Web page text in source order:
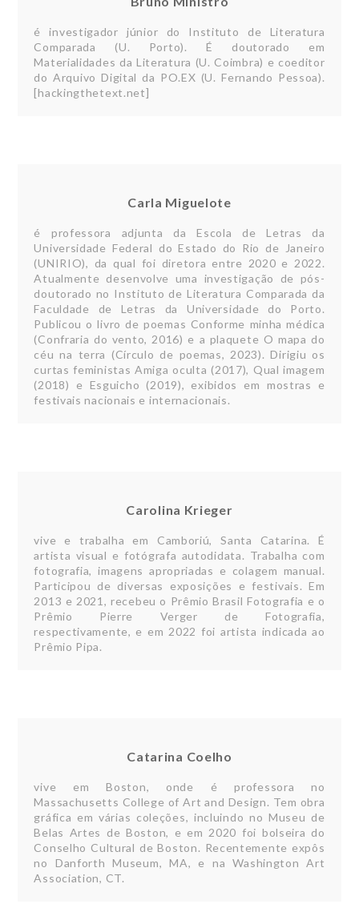
é investigador júnior do Instituto de Literatura
Comparada (U. Porto). É doutorado em
Materialidades da Literatura (U. Coimbra) e coeditor
do Arquivo Digital da PO.EX (U. Fernando Pessoa).
[hackingthetext.net]
Carla Miguelote
é professora adjunta da Escola de Letras da
Universidade Federal do Estado do Rio de Janeiro
(UNIRIO), da qual foi diretora entre 2020 e 2022.
Atualmente desenvolve uma investigação de pós-
doutorado no Instituto de Literatura Comparada da
Faculdade de Letras da Universidade do Porto.
Publicou o livro de poemas Conforme minha médica
(Confraria do vento, 2016) e a plaquete O mapa do
céu na terra (Círculo de poemas, 2023). Dirigiu os
curtas feministas Amiga oculta (2017), Qual imagem
(2018) e Esguicho (2019), exibidos em mostras e
festivais nacionais e internacionais.
Carolina Krieger
vive e trabalha em Camboriú, Santa Catarina. É
artista visual e fotógrafa autodidata. Trabalha com
fotografia, imagens apropriadas e colagem manual.
Participou de diversas exposições e festivais. Em
2013 e 2021, recebeu o Prêmio Brasil Fotografia e o
Prêmio Pierre Verger de Fotografia,
respectivamente, e em 2022 foi artista indicada ao
Prêmio Pipa.
Catarina Coelho
vive em Boston, onde é professora no
Massachusetts College of Art and Design. Tem obra
gráfica em várias coleções, incluindo no Museu de
Belas Artes de Boston, e em 2020 foi bolseira do
Conselho Cultural de Boston. Recentemente expôs
no Danforth Museum, MA, e na Washington Art
Association, CT.